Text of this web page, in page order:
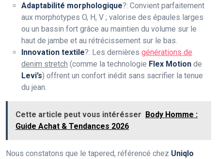
Adaptabilité morphologique?: Convient parfaitement
aux morphotypes O, H, V ; valorise des épaules larges
ou un bassin fort grâce au maintien du volume sur le
haut de jambe et au rétrécissement sur le bas.
Innovation textile?: Les dernières générations de
denim stretch (comme la technologie Flex Motion de
Levi’s) offrent un confort inédit sans sacrifier la tenue
du jean.
Cette article peut vous intérésser
Body Homme :
Guide Achat & Tendances 2026
Nous constatons que le tapered, référencé chez Uniqlo